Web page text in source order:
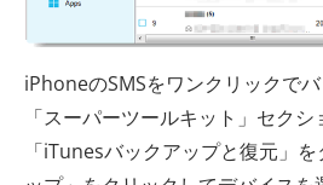
iPhoneのSMSをワンクリックでバ
「スーパーツールキット」セクシ
「iTunesバックアップと復元」